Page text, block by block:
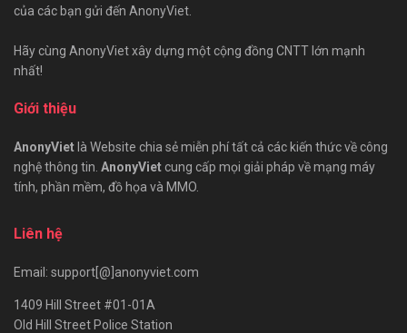
của các bạn gửi đến AnonyViet.
Hãy cùng AnonyViet xây dựng một cộng đồng CNTT lớn mạnh
nhất!
Giới thiệu
AnonyViet là Website chia sẻ miễn phí tất cả các kiến thức về công
nghệ thông tin. AnonyViet cung cấp mọi giải pháp về mạng máy
tính, phần mềm, đồ họa và MMO.
Liên hệ
Email: support[@]anonyviet.com
1409 Hill Street #01-01A
Old Hill Street Police Station